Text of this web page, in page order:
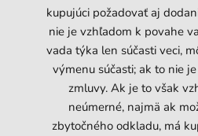
kupujúci požadovať aj
nie je vzhľadom k povahe
vada týka len súčasti veci,
výmenu súčasti; ak to nie
zmluvy. Ak je to však
neúmerné, najmä ak
zbytočného odkladu, má